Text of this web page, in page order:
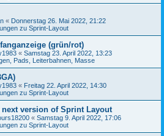
« Donnerstag 26. Mai 2022, 21:22
zu Sprint-Layout
(grün/rot)
« Samstag 23. April 2022, 13:23
Pads, Leiterbahnen, Masse
« Freitag 22. April 2022, 14:30
zu Sprint-Layout
version of Sprint Layout
« Samstag 9. April 2022, 17:06
zu Sprint-Layout